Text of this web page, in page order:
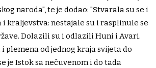
naroda", te je dodao: "Stvarala su se i
kraljevstva: nestajale su i rasplinule se
Dolazili su i odlazili Huni i Avari.
plemena od jednog kraja svijeta do
je Istok sa nečuvenom i do tada